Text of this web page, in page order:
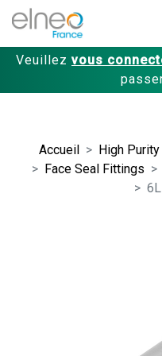
Veuillez vous
Accueil
High
Face Seal Fittings